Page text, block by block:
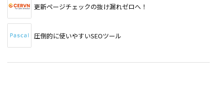
更新ページチェックの抜け漏れゼロへ！
圧倒的に使いやすいSEOツール